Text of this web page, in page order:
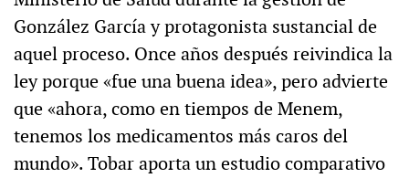
González García y protagonista sustancial de
aquel proceso. Once años después reivindica la
ley porque «fue una buena idea», pero advierte
que «ahora, como en tiempos de Menem,
tenemos los medicamentos más caros del
mundo». Tobar aporta un estudio comparativo